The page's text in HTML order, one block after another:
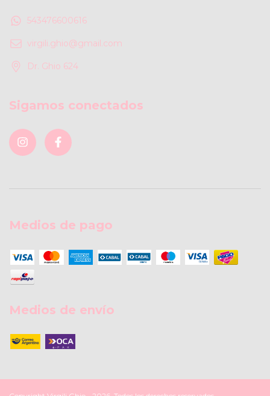
543476600616
virgili.ghio@gmail.com
Dr. Ghio 624
Sigamos conectados
Medios de pago
Medios de envío